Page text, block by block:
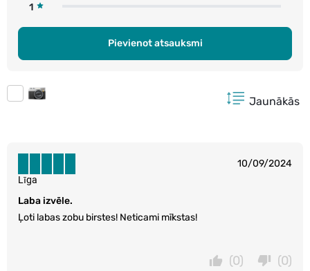
1
Pievienot atsauksmi
Jaunākās
10/09/2024
Laba izvēle.
Ļoti labas zobu birstes! Neticami mīkstas!
Līga
(0)
(0)